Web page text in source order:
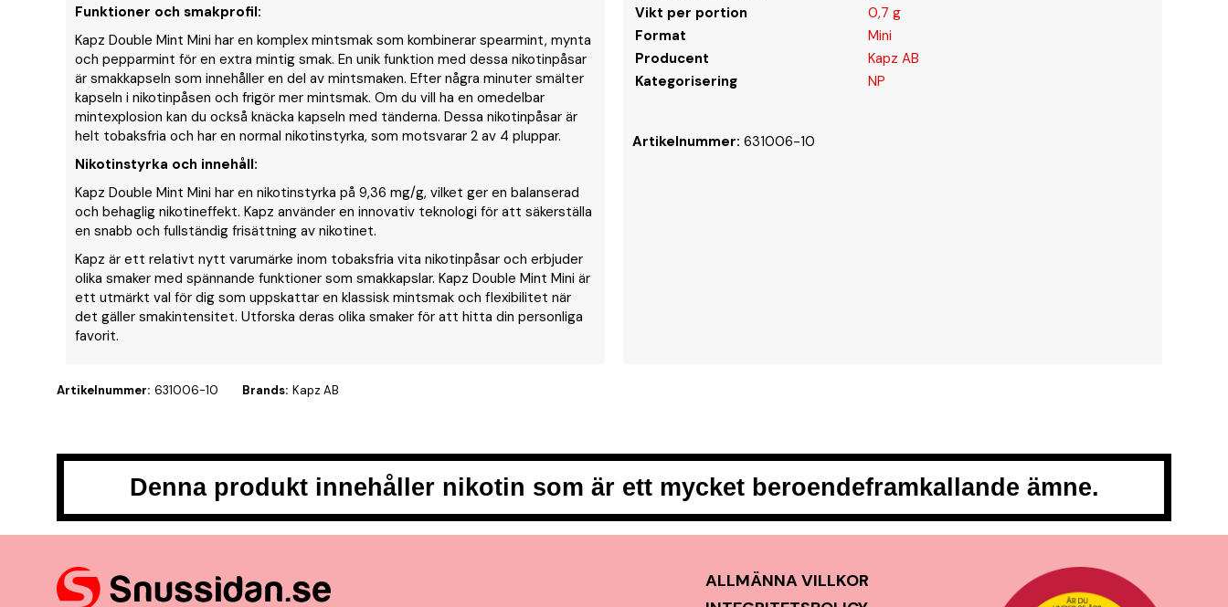
Funktioner och smakprofil:
Kapz Double Mint Mini har en komplex mintsmak som kombinerar spearmint, mynta
och pepparmint för en extra mintig smak. En unik funktion med dessa nikotinpåsar
är smakkapseln som innehåller en del av mintsmaken. Efter några minuter smälter
kapseln i nikotinpåsen och frigör mer mintsmak. Om du vill ha en omedelbar
mintexplosion kan du också knäcka kapseln med tänderna. Dessa nikotinpåsar är
helt tobaksfria och har en normal nikotinstyrka, som motsvarar 2 av 4 pluppar.
Nikotinstyrka och innehåll:
Kapz Double Mint Mini har en nikotinstyrka på 9,36 mg/g, vilket ger en balanserad
och behaglig nikotineffekt. Kapz använder en innovativ teknologi för att säkerställa
en snabb och fullständig frisättning av nikotinet.
Kapz är ett relativt nytt varumärke inom tobaksfria vita nikotinpåsar och erbjuder
olika smaker med spännande funktioner som smakkapslar. Kapz Double Mint Mini är
ett utmärkt val för dig som uppskattar en klassisk mintsmak och flexibilitet när
det gäller smakintensitet. Utforska deras olika smaker för att hitta din personliga
favorit.
Vikt per portion
0,7 g
Format
Mini
Producent
Kapz AB
Kategorisering
NP
Artikelnummer: 631006-10
Artikelnummer: 631006-10 Brands: Kapz AB
Denna produkt innehåller nikotin som är ett mycket beroendeframkallande ämne.
ALLMÄNNA VILLKOR